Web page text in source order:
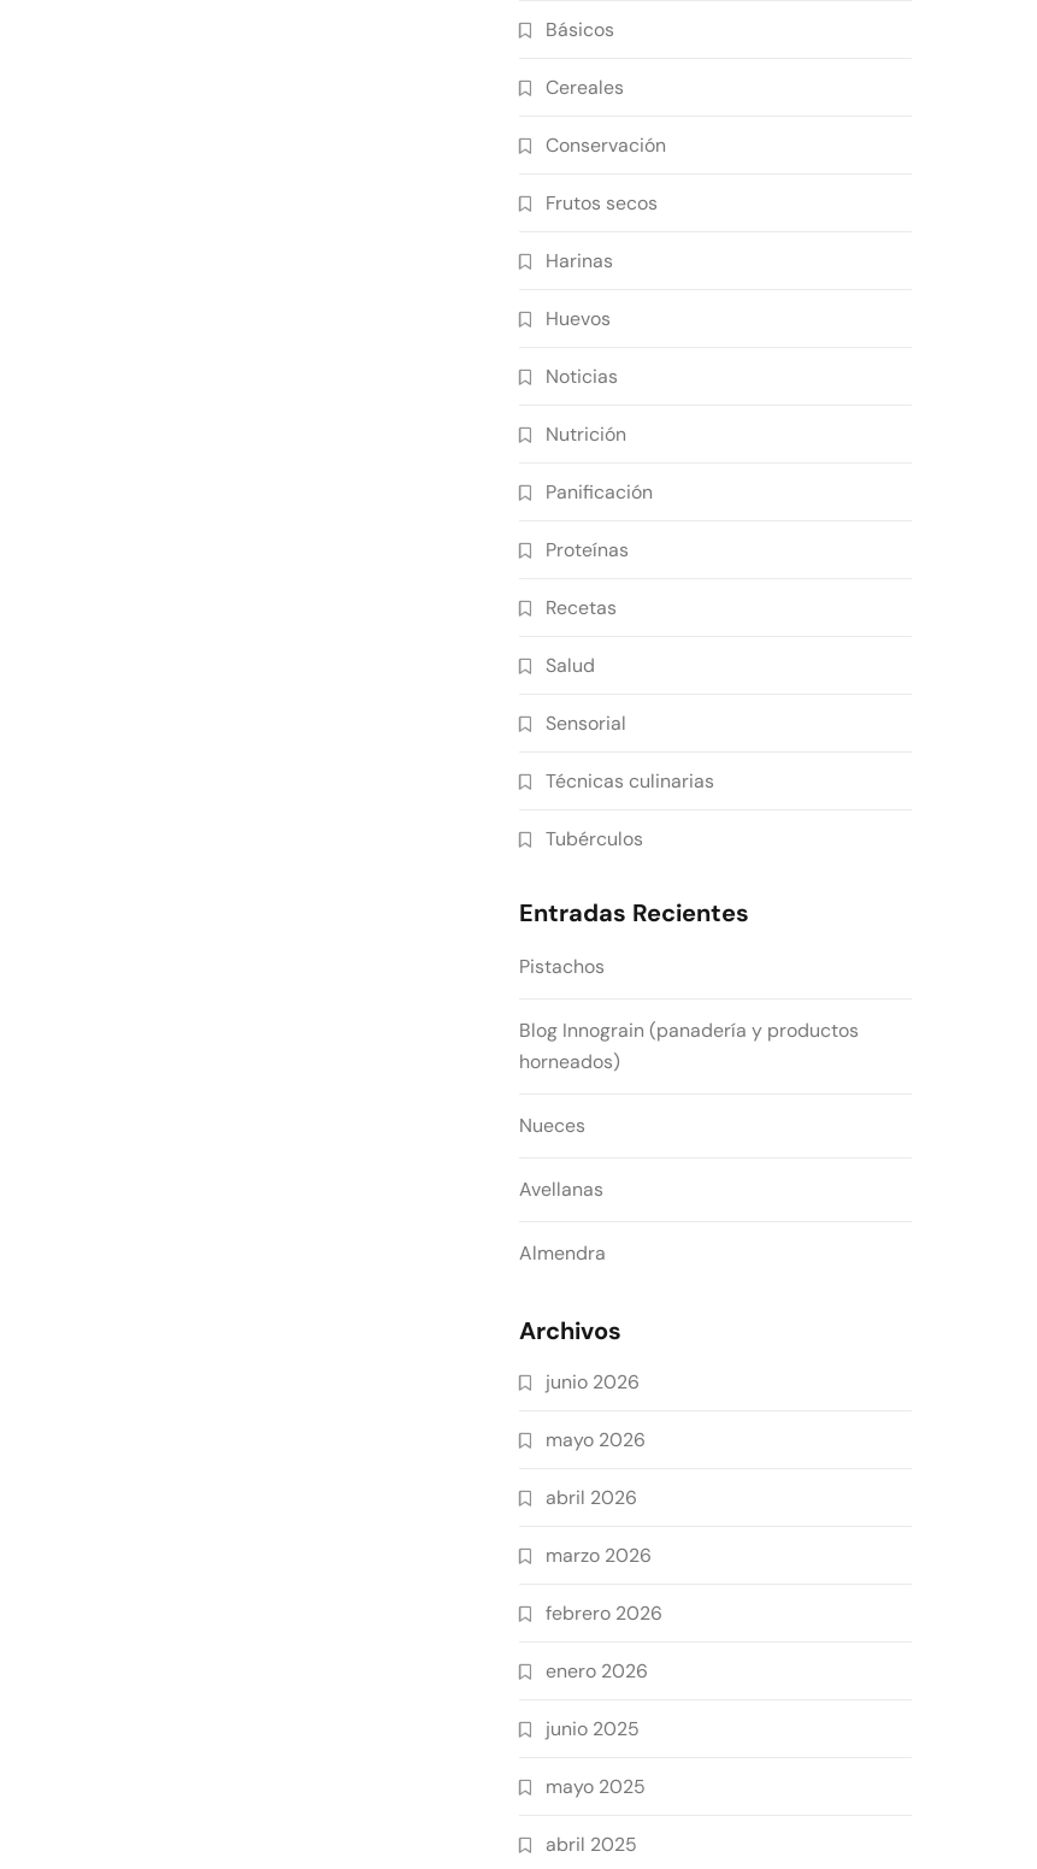
Básicos
Cereales
Conservación
Frutos secos
Harinas
Huevos
Noticias
Nutrición
Panificación
Proteínas
Recetas
Salud
Sensorial
Técnicas culinarias
Tubérculos
Entradas Recientes
Pistachos
Blog Innograin (panadería y productos
horneados)
Nueces
Avellanas
Almendra
Archivos
junio 2026
mayo 2026
abril 2026
marzo 2026
febrero 2026
enero 2026
junio 2025
mayo 2025
abril 2025